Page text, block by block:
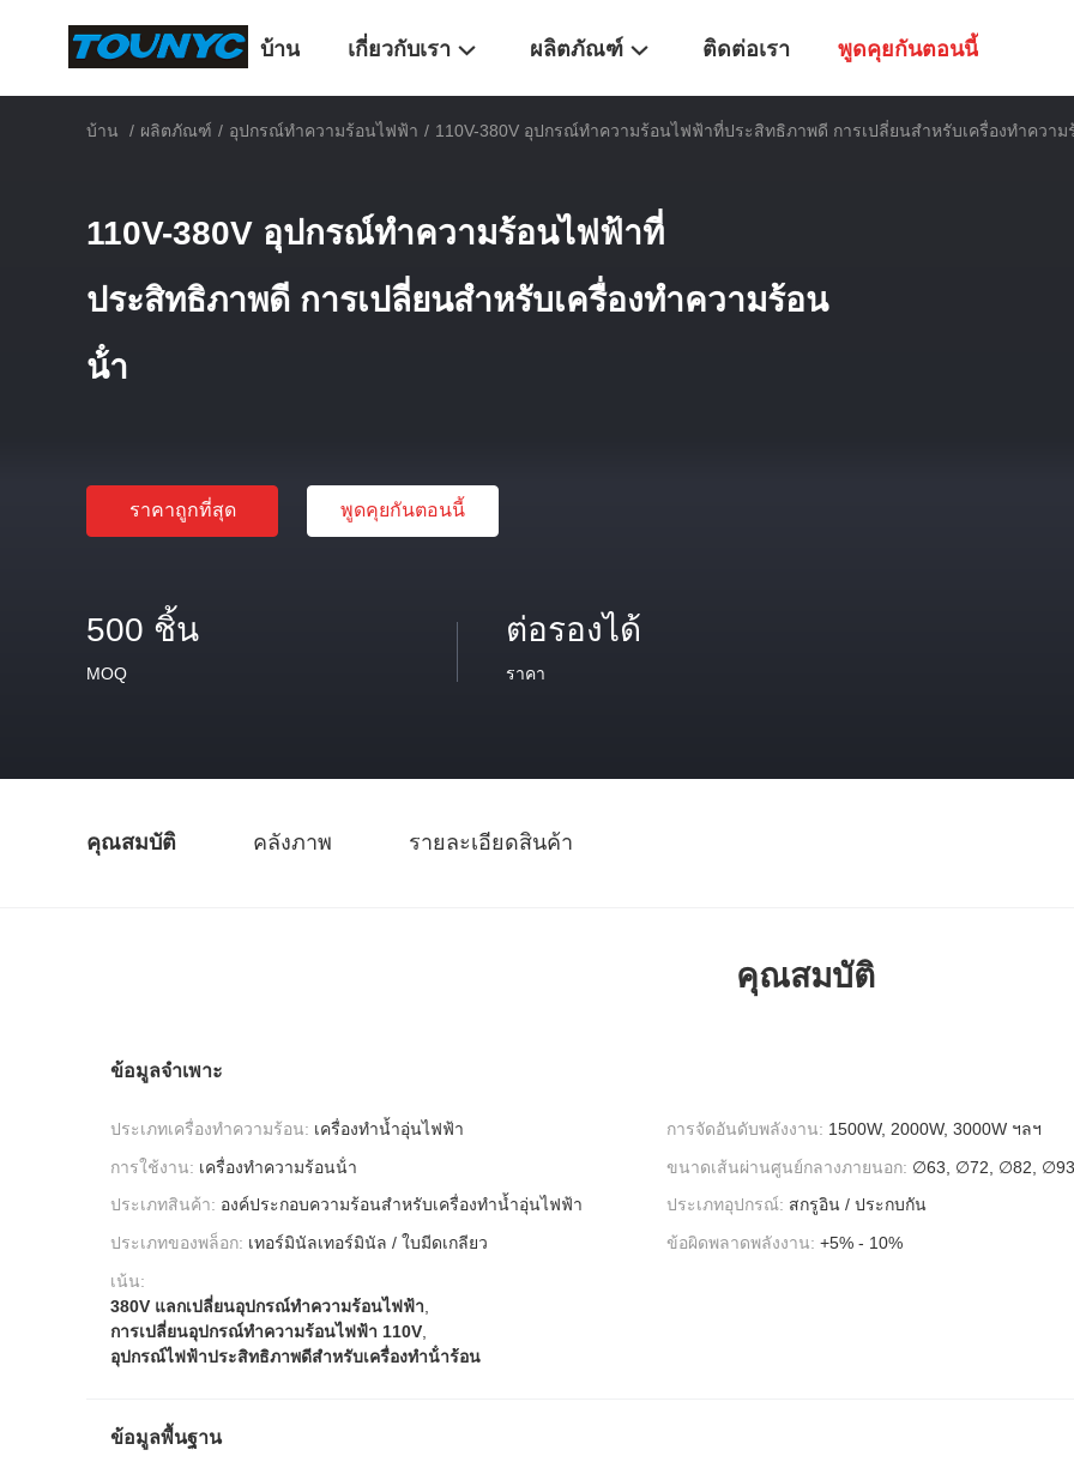
บ้าน เกี่ยวกับเรา ผลิตภัณฑ์ ติดต่อเรา พูดคุยกันตอนนี้
บ้าน / ผลิตภัณฑ์ / อุปกรณ์ทําความร้อนไฟฟ้า / 110V-380V อุปกรณ์ทําความร้อนไฟฟ้าที่ประสิทธิภาพดี การเปลี่ยนสําหรับเครื่องทําควา
110V-380V อุปกรณ์ทําความร้อนไฟฟ้าที่
ประสิทธิภาพดี การเปลี่ยนสําหรับเครื่องทําความร้อน
น้ํา
ราคาถูกที่สุด พูดคุยกันตอนนี้
500 ชิ้น
MOQ
ต่อรองได้
ราคา
คุณสมบัติ คลังภาพ รายละเอียดสินค้า
คุณสมบัติ
ข้อมูลจำเพาะ
ประเภทเครื่องทำความร้อน: เครื่องทำน้ำอุ่นไฟฟ้า การจัดอันดับพลังงาน: 1500W, 2000W, 3000W ฯลฯ
การใช้งาน: เครื่องทําความร้อนน้ํา ขนาดเส้นผ่านศูนย์กลางภายนอก: ∅63, ∅72, ∅82,
ประเภทสินค้า: องค์ประกอบความร้อนสำหรับเครื่องทำน้ำอุ่นไฟฟ้า ประเภทอุปกรณ์: สกรูอิน / ประกบกัน
ประเภทของพล็อก: เทอร์มินัลเทอร์มินัล / ใบมีดเกลียว ข้อผิดพลาดพลังงาน: +5% - 10%
เน้น:
380V แลกเปลี่ยนอุปกรณ์ทําความร้อนไฟฟ้า
การเปลี่ยนอุปกรณ์ทําความร้อนไฟฟ้า 110V
อุปกรณ์ไฟฟ้าประสิทธิภาพดีสําหรับเครื่องทําน้ําร้อน
ข้อมูลพื้นฐาน